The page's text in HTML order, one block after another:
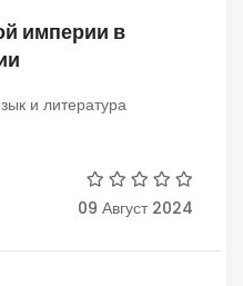
империи в
и литература
09 Август 2024